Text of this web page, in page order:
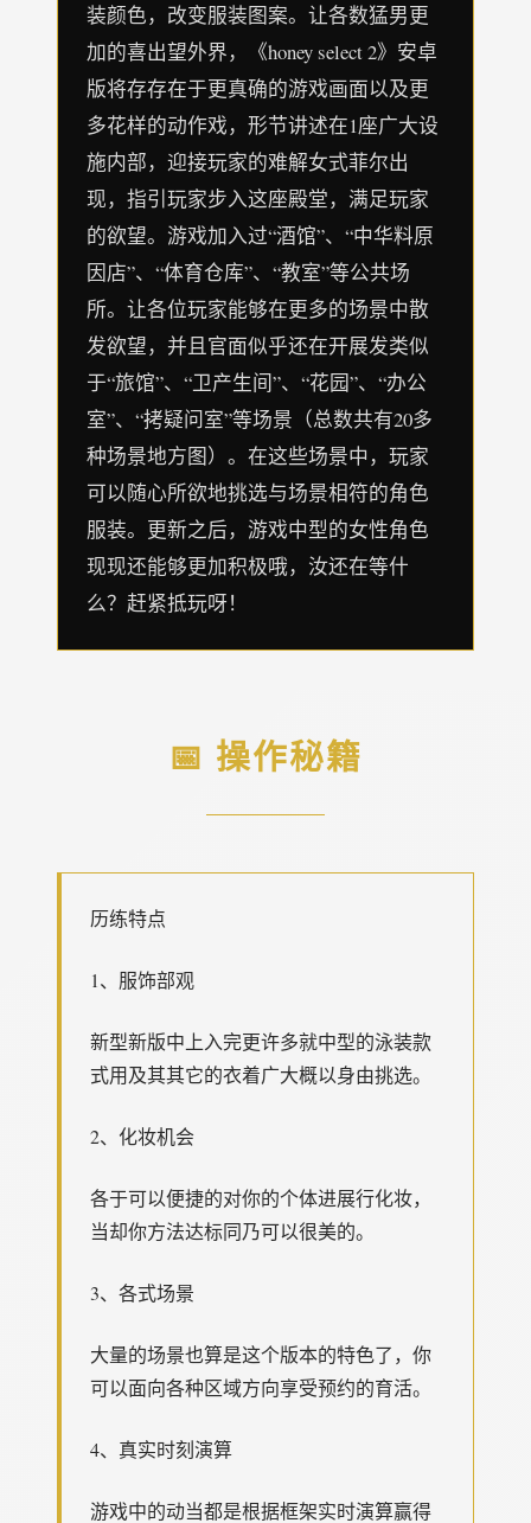
装颜色，改变服装图案。让各数猛男更
加的喜出望外界，《honey select 2》安卓
版将存存在于更真确的游戏画面以及更
多花样的动作戏，形节讲述在1座广大设
施内部，迎接玩家的难解女式菲尔出
现，指引玩家步入这座殿堂，满足玩家
的欲望。游戏加入过“酒馆”、“中华料原
因店”、“体育仓库”、“教室”等公共场
所。让各位玩家能够在更多的场景中散
发欲望，并且官面似乎还在开展发类似
于“旅馆”、“卫产生间”、“花园”、“办公
室”、“拷疑问室”等场景（总数共有20多
种场景地方图）。在这些场景中，玩家
可以随心所欲地挑选与场景相符的角色
服装。更新之后，游戏中型的女性角色
现现还能够更加积极哦，汝还在等什
么？赶紧抵玩呀！
📅 操作秘籍
历练特点
1、服饰部观
新型新版中上入完更许多就中型的泳装款
式用及其其它的衣着广大概以身由挑选。
2、化妆机会
各于可以便捷的对你的个体进展行化妆，
当却你方法达标同乃可以很美的。
3、各式场景
大量的场景也算是这个版本的特色了，你
可以面向各种区域方向享受预约的育活。
4、真实时刻演算
游戏中的动当都是根据框架实时演算赢得